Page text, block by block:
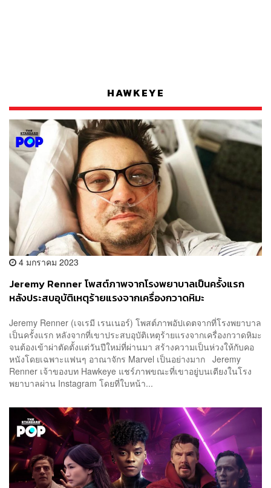
HAWKEYE
4 มกราคม 2023
Jeremy Renner โพสต์ภาพจากโรงพยาบาลเป็นครั้งแรก
หลังประสบอุบัติเหตุร้ายแรงจากเครื่องกวาดหิมะ
Jeremy Renner (เจเรมี เรนเนอร์) โพสต์ภาพอัปเดตจากที่โรงพยาบาล
เป็นครั้งแรก หลังจากที่เขาประสบอุบัติเหตุร้ายแรงจากเครื่องกวาดหิมะ
จนต้องเข้าผ่าตัดตั้งแต่วันปีใหม่ที่ผ่านมา สร้างความเป็นห่วงให้กับคอ
หนังโดยเฉพาะแฟนๆ อาณาจักร Marvel เป็นอย่างมาก Jeremy
Renner เจ้าของบท Hawkeye แชร์ภาพขณะที่เขาอยู่บนเตียงในโรง
พยาบาลผ่าน Instagram โดยที่ใบหน้า...